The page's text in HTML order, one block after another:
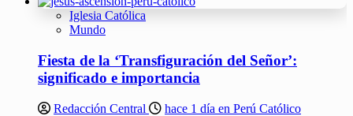
Iglesia Católica
Mundo
Fiesta de la ‘Transfiguración del Señor’:
significado e importancia
Redacción Central hace 1 día en Perú Católico